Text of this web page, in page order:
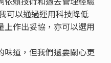
可以通過運用科技降低
上作出妥協，亦可以選用
味道，但我們還要關心更